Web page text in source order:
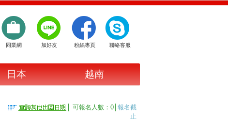
聯絡客服
粉絲專頁
加好友
同業網
日本 越南
│ 可報名人數：0│ 報名截
止